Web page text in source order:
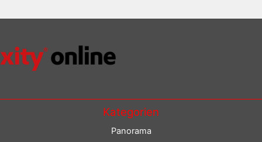
Kategorien
Panorama